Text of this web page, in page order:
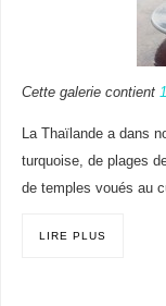
Cette galerie contient
La Thaïlande a dans
turquoise, de plages
de temples voués au
LIRE PLUS